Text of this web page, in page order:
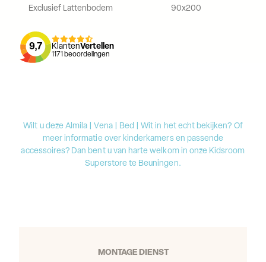
Exclusief Lattenbodem 90x200
9,7 KlantenVertellen
1171 beoordelingen
Wilt u deze Almila | Vena | Bed | Wit in het echt bekijken? Of
meer informatie over kinderkamers en passende
accessoires? Dan bent u van harte welkom in onze Kidsroom
Superstore te Beuningen.
MONTAGE DIENST